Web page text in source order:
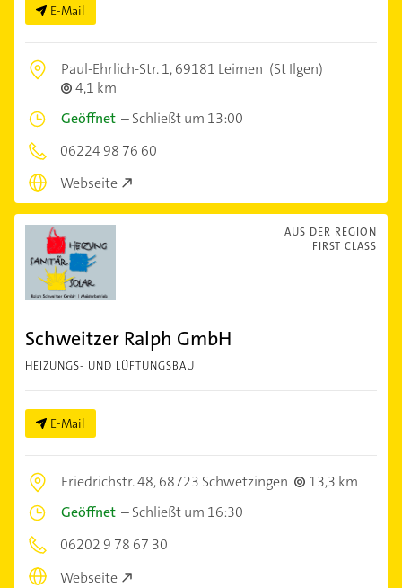
E-Mail
Paul-Ehrlich-Str. 1,69181 Leimen (St Ilgen)
4,1 km
Geöffnet –Schließt um 13:00
06224 98 76 60
Webseite
AUS DER REGION
FIRST CLASS
Schweitzer Ralph GmbH
HEIZUNGS- UND LÜFTUNGSBAU
E-Mail
Friedrichstr. 48,68723 Schwetzingen
13,3 km
Geöffnet –Schließt um 16:30
06202 9 78 67 30
Webseite